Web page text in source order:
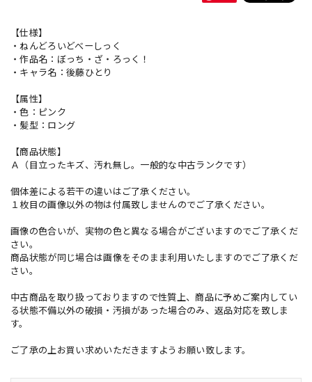
【仕様】
・ねんどろいどべーしっく
・作品名：ぼっち・ざ・ろっく！
・キャラ名：後藤ひとり
【属性】
・色：ピンク
・髪型：ロング
【商品状態】
Ａ（目立ったキズ、汚れ無し。一般的な中古ランクです）
個体差による若干の違いはご了承ください。
１枚目の画像以外の物は付属致しませんのでご了承ください。
画像の色合いが、実物の色と異なる場合がございますのでご了承くだ
さい。
商品状態が同じ場合は画像をそのまま利用いたしますのでご了承くだ
さい。
中古商品を取り扱っておりますので性質上、商品に予めご案内してい
る状態不備以外の破損・汚損があった場合のみ、返品対応を致しま
す。
ご了承の上お買い求めいただきますようお願い致します。